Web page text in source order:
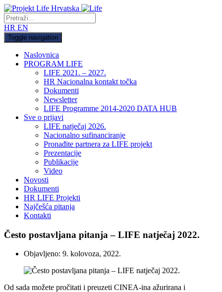
HR EN
Toggle navigation
Naslovnica
PROGRAM LIFE
LIFE 2021. – 2027.
HR Nacionalna kontakt točka
Dokumenti
Newsletter
LIFE Programme 2014-2020 DATA HUB
Sve o prijavi
LIFE natječaj 2026.
Nacionalno sufinanciranje
Pronađite partnera za LIFE projekt
Prezentacije
Publikacije
Video
Novosti
Dokumenti
HR LIFE Projekti
Najčešća pitanja
Kontakti
Često postavljana pitanja – LIFE natječaj 2022.
Objavljeno: 9. kolovoza, 2022.
Od sada možete pročitati i preuzeti CINEA-ina ažurirana i